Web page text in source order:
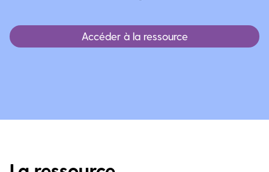
Accéder à la ressource